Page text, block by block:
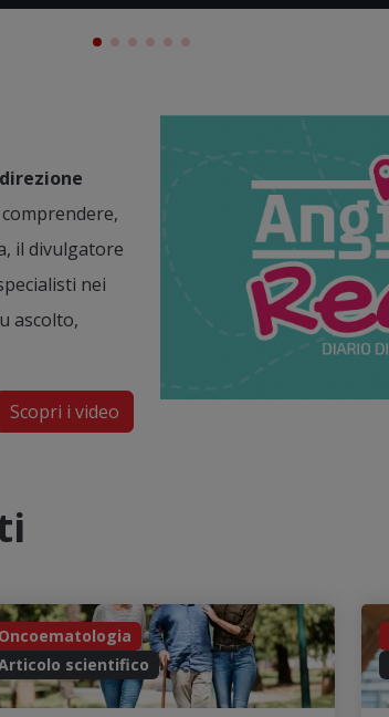
il divulgatore
nei
ascolto,
Scopri i video
Oncoematologia
scientifico